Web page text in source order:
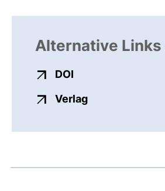
Alternative
DOI
Verlagexterner Link,